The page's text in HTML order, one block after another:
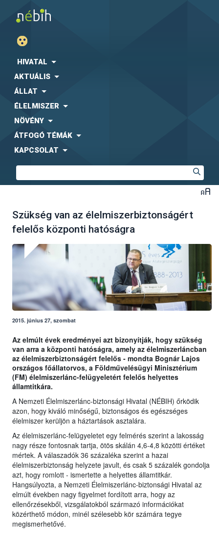
HIVATAL
AKTUÁLIS
ÁLLAT
ÉLELMISZER
NÖVÉNY
ÁTFOGÓ TÉMÁK
KAPCSOLAT
Szükség van az élelmiszerbiztonságért
felelős központi hatóságra
2015. június 27, szombat
Az elmúlt évek eredményei azt bizonyítják, hogy szükség
van arra a központi hatóságra, amely az élelmiszerláncban
az élelmiszerbiztonságért felelős - mondta Bognár Lajos
országos főállatorvos, a Földművelésügyi Minisztérium
(FM) élelmiszerlánc-felügyeletért felelős helyettes
államtitkára.
A Nemzeti Élelmiszerlánc-biztonsági Hivatal (NÉBIH) őrködik
azon, hogy kiváló minőségű, biztonságos és egészséges
élelmiszer kerüljön a háztartások asztalára.
Az élelmiszerlánc-felügyeletet egy felmérés szerint a lakosság
nagy része fontosnak tartja, ötös skálán 4,6-4,8 közötti értéket
mértek. A válaszadók 36 százaléka szerint a hazai
élelmiszerbiztonság helyzete javult, és csak 5 százalék gondolja
azt, hogy romlott - ismertette a helyettes államtitkár.
Hangsúlyozta, a Nemzeti Élelmiszerlánc-biztonsági Hivatal az
elmúlt években nagy figyelmet fordított arra, hogy az
ellenőrzésekből, vizsgálatokból származó információkat
közérthető módon, minél szélesebb kör számára tegye
megismerhetővé.